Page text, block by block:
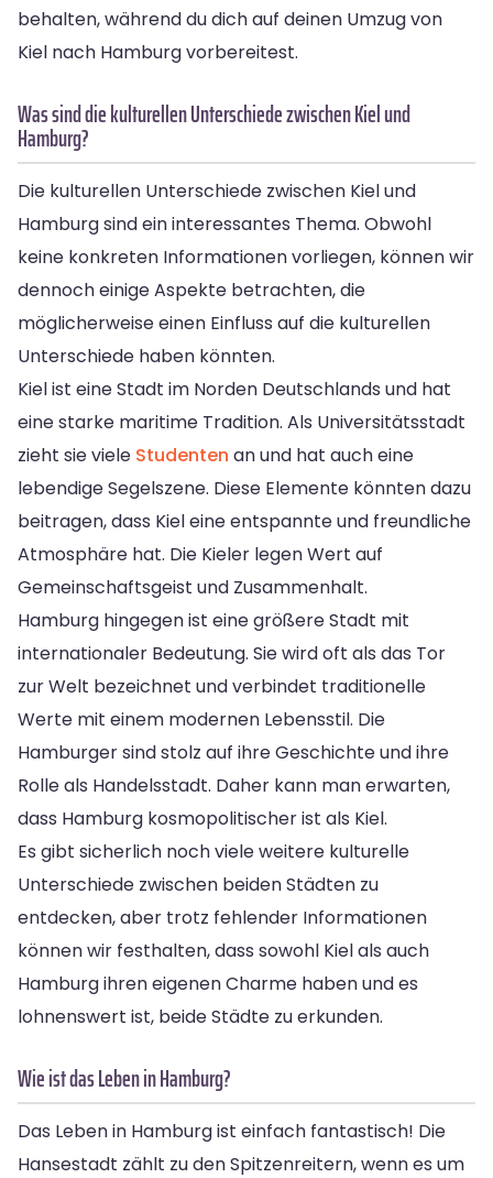
behalten, während du dich auf deinen Umzug von
Kiel nach Hamburg vorbereitest.
Was sind die kulturellen Unterschiede zwischen Kiel und
Hamburg?
Die kulturellen Unterschiede zwischen Kiel und
Hamburg sind ein interessantes Thema. Obwohl
keine konkreten Informationen vorliegen, können wir
dennoch einige Aspekte betrachten, die
möglicherweise einen Einfluss auf die kulturellen
Unterschiede haben könnten.
Kiel ist eine Stadt im Norden Deutschlands und hat
eine starke maritime Tradition. Als Universitätsstadt
zieht sie viele Studenten an und hat auch eine
lebendige Segelszene. Diese Elemente könnten dazu
beitragen, dass Kiel eine entspannte und freundliche
Atmosphäre hat. Die Kieler legen Wert auf
Gemeinschaftsgeist und Zusammenhalt.
Hamburg hingegen ist eine größere Stadt mit
internationaler Bedeutung. Sie wird oft als das Tor
zur Welt bezeichnet und verbindet traditionelle
Werte mit einem modernen Lebensstil. Die
Hamburger sind stolz auf ihre Geschichte und ihre
Rolle als Handelsstadt. Daher kann man erwarten,
dass Hamburg kosmopolitischer ist als Kiel.
Es gibt sicherlich noch viele weitere kulturelle
Unterschiede zwischen beiden Städten zu
entdecken, aber trotz fehlender Informationen
können wir festhalten, dass sowohl Kiel als auch
Hamburg ihren eigenen Charme haben und es
lohnenswert ist, beide Städte zu erkunden.
Wie ist das Leben in Hamburg?
Das Leben in Hamburg ist einfach fantastisch! Die
Hansestadt zählt zu den Spitzenreitern, wenn es um